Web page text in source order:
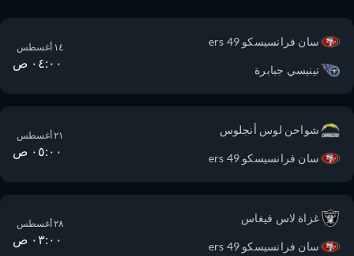
سان فرانسيسكو 49 ers
تينيسي جبابرة ٠٤:٠٠ ص
شواحن لوس أنجلوس
سان فرانسيسكو 49 ers ٠٥:٠٠ ص
غزاة لاس فيغاس
سان فرانسيسكو 49 ers ٠٣:٠٠ ص